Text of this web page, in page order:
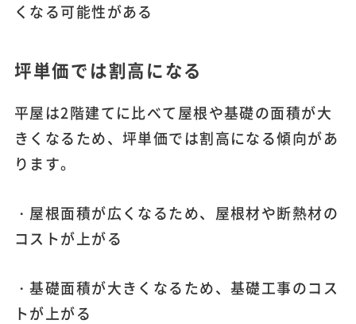
くなる可能性がある
坪単価では割高になる
平屋は2階建てに比べて屋根や基礎の面積が大
きくなるため、坪単価では割高になる傾向があ
ります。
・屋根面積が広くなるため、屋根材や断熱材の
コストが上がる
・基礎面積が大きくなるため、基礎工事のコス
トが上がる